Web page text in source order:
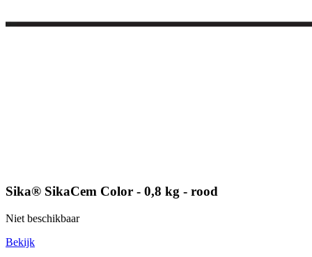
Sika® SikaCem Color - 0,8 kg - rood
Niet beschikbaar
Bekijk